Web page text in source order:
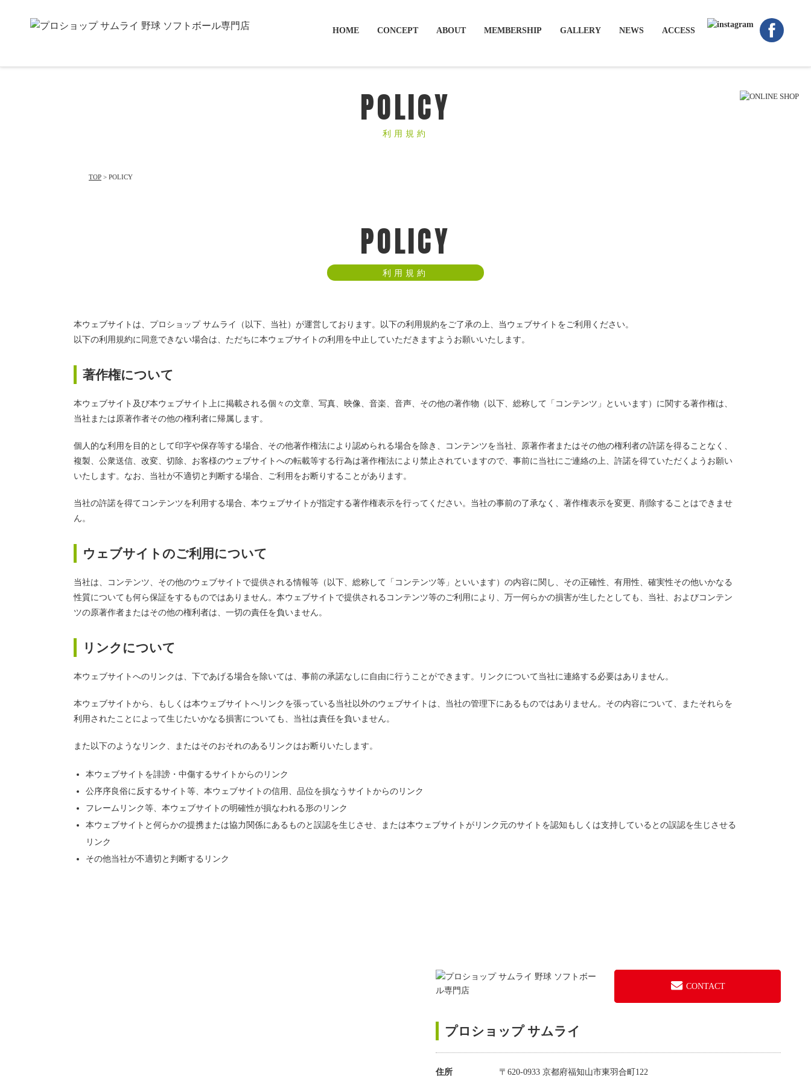
ACCESS
NEWS
GALLERY
MEMBERSHIP
ABOUT
CONCEPT
HOME
POLICY
利用規約
TOP > POLICY
POLICY
利用規約
本ウェブサイトは、プロショップ サムライ（以下、当社）が運営しております。以下の利用規約をご了承の上、当ウェブサイトをご利用ください。
以下の利用規約に同意できない場合は、ただちに本ウェブサイトの利用を中止していただきますようお願いいたします。
著作権について
本ウェブサイト及び本ウェブサイト上に掲載される個々の文章、写真、映像、音楽、音声、その他の著作物（以下、総称して「コンテンツ」といいます）に関する著作権は、
当社または原著作者その他の権利者に帰属します。
個人的な利用を目的として印字や保存等する場合、その他著作権法により認められる場合を除き、コンテンツを当社、原著作者またはその他の権利者の許諾を得ることなく、
複製、公衆送信、改変、切除、お客様のウェブサイトへの転載等する行為は著作権法により禁止されていますので、事前に当社にご連絡の上、許諾を得ていただくようお願い
いたします。なお、当社が不適切と判断する場合、ご利用をお断りすることがあります。
当社の許諾を得てコンテンツを利用する場合、本ウェブサイトが指定する著作権表示を行ってください。当社の事前の了承なく、著作権表示を変更、削除することはできませ
ん。
ウェブサイトのご利用について
当社は、コンテンツ、その他のウェブサイトで提供される情報等（以下、総称して「コンテンツ等」といいます）の内容に関し、その正確性、有用性、確実性その他いかなる
性質についても何ら保証をするものではありません。本ウェブサイトで提供されるコンテンツ等のご利用により、万一何らかの損害が生したとしても、当社、およびコンテン
ツの原著作者またはその他の権利者は、一切の責任を負いません。
リンクについて
本ウェブサイトへのリンクは、下であげる場合を除いては、事前の承諾なしに自由に行うことができます。リンクについて当社に連絡する必要はありません。
本ウェブサイトから、もしくは本ウェブサイトへリンクを張っている当社以外のウェブサイトは、当社の管理下にあるものではありません。その内容について、またそれらを
利用されたことによって生じたいかなる損害についても、当社は責任を負いません。
また以下のようなリンク、またはそのおそれのあるリンクはお断りいたします。
本ウェブサイトを誹謗・中傷するサイトからのリンク
公序序良俗に反するサイト等、本ウェブサイトの信用、品位を損なうサイトからのリンク
フレームリンク等、本ウェブサイトの明確性が損なわれる形のリンク
本ウェブサイトと何らかの提携または協力関係にあるものと誤認を生じさせ、または本ウェブサイトがリンク元のサイトを認知もしくは支持しているとの誤認を生じさせる
リンク
その他当社が不適切と判断するリンク
CONTACT
プロショップ サムライ
住所 〒620-0933 京都府福知山市東羽合町122